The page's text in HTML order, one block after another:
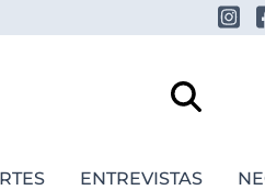
ENTREVISTAS